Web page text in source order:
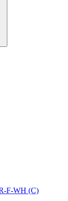
F-WH (C)